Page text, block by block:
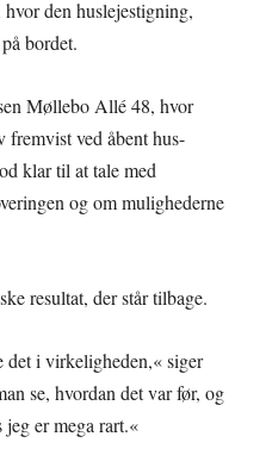
den huslejestigning,
bordet.
Møllebo Allé 48, hvor
fremvist ved åbent hus-
klar til at tale med
og om mulighederne
resultat, der står tilbage.
det i virkeligheden,« siger
se, hvordan det var før, og
jeg er mega rart.«